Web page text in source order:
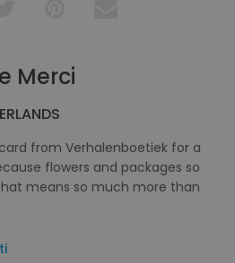
Merci
from Verhalenboetiek for a
flowers and packages so
means so much more than